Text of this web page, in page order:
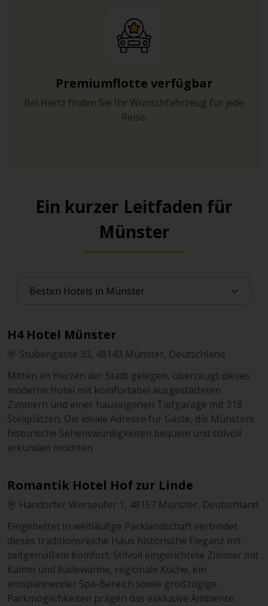
Premiumflotte verfügbar
Bei Hertz finden Sie Ihr Wunschfahrzeug für jede
Reise.
Ein kurzer Leitfaden für
Münster
H4 Hotel Münster
Stubengasse 33, 48143 Münster, Deutschland
Mitten im Herzen der Stadt gelegen, überzeugt dieses
moderne Hotel mit komfortabel ausgestatteten
Zimmern und einer hauseigenen Tiefgarage mit 318
Stellplätzen. Die ideale Adresse für Gäste, die Münsters
historische Sehenswürdigkeiten bequem und stilvoll
erkunden möchten.
Romantik Hotel Hof zur Linde
Handorfer Werseufer 1, 48157 Münster, Deutschland
Eingebettet in weitläufige Parklandschaft verbindet
dieses traditionsreiche Haus historische Eleganz mit
zeitgemäßem Komfort. Stilvoll eingerichtete Zimmer mit
Kamin und Badewanne, regionale Küche, ein
entspannender Spa-Bereich sowie großzügige
Parkmöglichkeiten prägen das exklusive Ambiente.